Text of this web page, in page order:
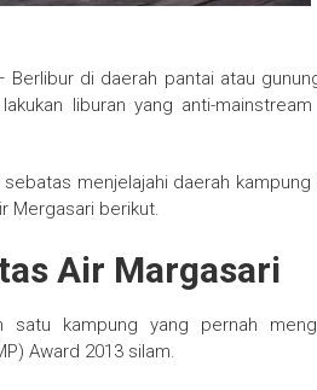
Berlibur di daerah pantai atau
liburan yang anti-
menjelajahi daerah
Mergasari berikut.
Air Margasari
kampung yang pernah
Award 2013 silam.